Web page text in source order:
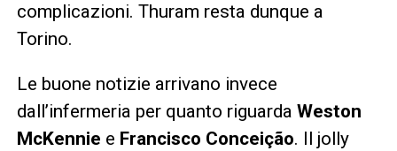
complicazioni. Thuram resta dunque a
Torino.
Le buone notizie arrivano invece
dall’infermeria per quanto riguarda Weston
McKennie e Francisco Conceição. Il jolly